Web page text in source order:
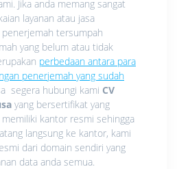
Jika anda memang sangat
layanan atau jasa
tersumpah
yang belum atau tidak
perbedaan antara para
penerjemah yang sudah
segera hubungi kami CV
yang bersertifikat yang
kantor resmi sehingga
langsung ke kantor, kami
dari domain sendiri yang
data anda semua.